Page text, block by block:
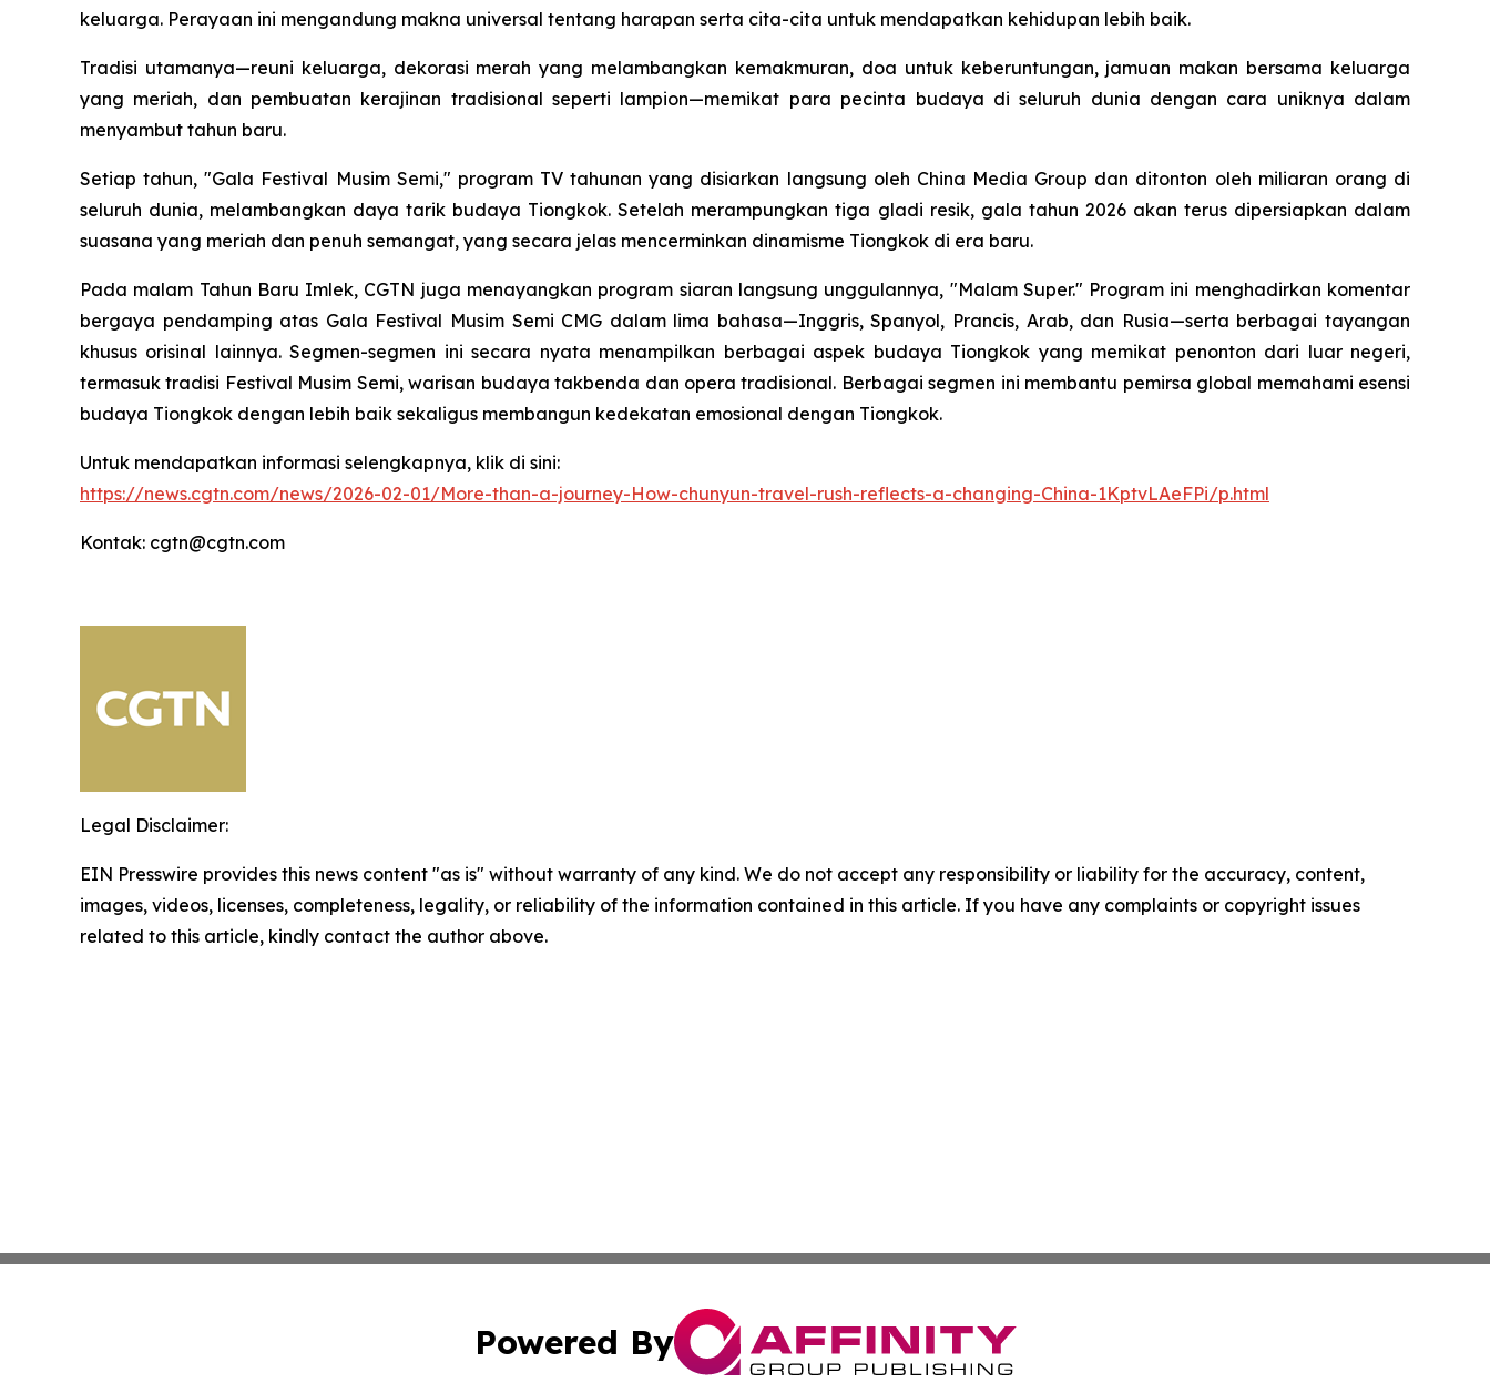
keluarga. Perayaan ini mengandung makna universal tentang harapan serta cita-cita untuk mendapatkan kehidupan lebih baik.
Tradisi utamanya—reuni keluarga, dekorasi merah yang melambangkan kemakmuran, doa untuk keberuntungan, jamuan makan bersama keluarga
yang meriah, dan pembuatan kerajinan tradisional seperti lampion—memikat para pecinta budaya di seluruh dunia dengan cara uniknya dalam
menyambut tahun baru.
Setiap tahun, "Gala Festival Musim Semi," program TV tahunan yang disiarkan langsung oleh China Media Group dan ditonton oleh miliaran orang di
seluruh dunia, melambangkan daya tarik budaya Tiongkok. Setelah merampungkan tiga gladi resik, gala tahun 2026 akan terus dipersiapkan dalam
suasana yang meriah dan penuh semangat, yang secara jelas mencerminkan dinamisme Tiongkok di era baru.
Pada malam Tahun Baru Imlek, CGTN juga menayangkan program siaran langsung unggulannya, "Malam Super." Program ini menghadirkan komentar
bergaya pendamping atas Gala Festival Musim Semi CMG dalam lima bahasa—Inggris, Spanyol, Prancis, Arab, dan Rusia—serta berbagai tayangan
khusus orisinal lainnya. Segmen-segmen ini secara nyata menampilkan berbagai aspek budaya Tiongkok yang memikat penonton dari luar negeri,
termasuk tradisi Festival Musim Semi, warisan budaya takbenda dan opera tradisional. Berbagai segmen ini membantu pemirsa global memahami esensi
budaya Tiongkok dengan lebih baik sekaligus membangun kedekatan emosional dengan Tiongkok.
Untuk mendapatkan informasi selengkapnya, klik di sini:
https://news.cgtn.com/news/2026-02-01/More-than-a-journey-How-chunyun-travel-rush-reflects-a-changing-China-1KptvLAeFPi/p.html
Kontak: cgtn@cgtn.com
Legal Disclaimer:
EIN Presswire provides this news content "as is" without warranty of any kind. We do not accept any responsibility or liability for the accuracy, content,
images, videos, licenses, completeness, legality, or reliability of the information contained in this article. If you have any complaints or copyright issues
related to this article, kindly contact the author above.
Powered By